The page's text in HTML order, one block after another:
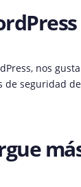
nos
de seguridad